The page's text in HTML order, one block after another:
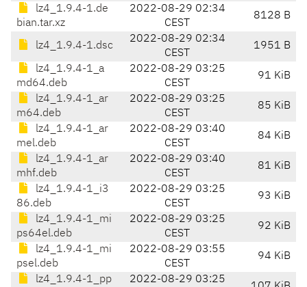
lz4_1.9.4-1.de
bian.tar.xz
2022-08-29 02:34
CEST
8128 B
lz4_1.9.4-1.dsc
2022-08-29 02:34
CEST
1951 B
lz4_1.9.4-1_a
md64.deb
2022-08-29 03:25
CEST
91 KiB
lz4_1.9.4-1_ar
m64.deb
2022-08-29 03:25
CEST
85 KiB
lz4_1.9.4-1_ar
mel.deb
2022-08-29 03:40
CEST
84 KiB
lz4_1.9.4-1_ar
mhf.deb
2022-08-29 03:40
CEST
81 KiB
lz4_1.9.4-1_i3
86.deb
2022-08-29 03:25
CEST
93 KiB
lz4_1.9.4-1_mi
ps64el.deb
2022-08-29 03:25
CEST
92 KiB
lz4_1.9.4-1_mi
psel.deb
2022-08-29 03:55
CEST
94 KiB
lz4_1.9.4-1_pp
2022-08-29 03:25